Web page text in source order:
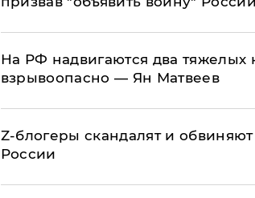
На РФ надвигаются два тяжелых
взрывоопасно — Ян Матвеев
Z-блогеры скандалят и
России